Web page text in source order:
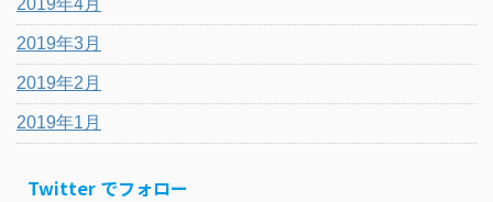
2019年4月
2019年3月
2019年2月
2019年1月
Twitter でフォロー